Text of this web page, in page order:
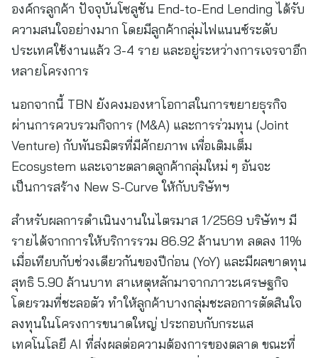
องค์กรลูกค้า ปัจจุบันโซลูชัน End-to-End Lending ได้รับ
ความสนใจอย่างมาก โดยมีลูกค้ากลุ่มไฟแนนซ์ระดับ
ประเทศใช้งานแล้ว 3-4 ราย และอยู่ระหว่างการเจรจาอีก
หลายโครงการ
นอกจากนี้ TBN ยังคงมองหาโอกาสในการขยายธุรกิจ
ผ่านการควบรวมกิจการ (M&A) และการร่วมทุน (Joint
Venture) กับพันธมิตรที่มีศักยภาพ เพื่อเติมเต็ม
Ecosystem และเจาะตลาดลูกค้ากลุ่มใหม่ ๆ อันจะ
เป็นการสร้าง New S-Curve ให้กับบริษัทฯ
สำหรับผลการดำเนินงานในไตรมาส 1/2569 บริษัทฯ มี
รายได้จากการให้บริการรวม 86.92 ล้านบาท ลดลง 11%
เมื่อเทียบกับช่วงเดียวกันของปีก่อน (YoY) และมีผลขาดทุน
สุทธิ 5.90 ล้านบาท สาเหตุหลักมาจากภาวะเศรษฐกิจ
โดยรวมที่ชะลอตัว ทำให้ลูกค้าบางกลุ่มชะลอการตัดสินใจ
ลงทุนในโครงการขนาดใหญ่ ประกอบกับกระแส
เทคโนโลยี AI ที่ส่งผลต่อความต้องการของตลาด ขณะที่